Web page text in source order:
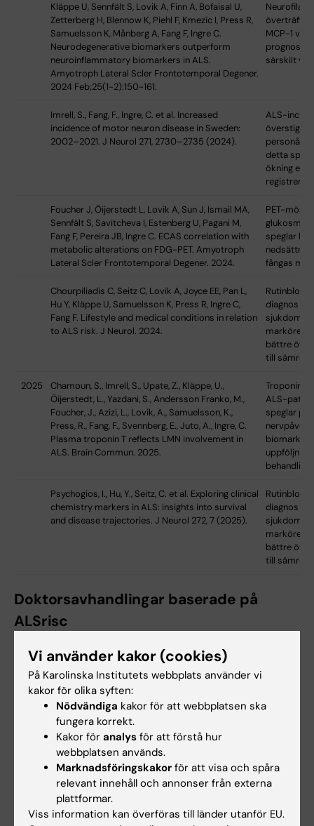
Kläppe U, Sennfält S, Lovik A, Finn A, Bofaisal U,
Zetterberg H, Blennow K, Piehl F, Kmezic I, Press R,
Samuelsson K, Månberg A, Fang F, Ingre C.
Neurodegenerative biomarkers outperform
neuroinflammatory biomarkers in ALS.
Amyotroph Lateral Scler Frontotemporal Degener.
2024 Feb;25(1-2):150-161.
överträffar
MCP-1 vid
prognos;
särskilt vid
Imrell, S., Fang, F., Ingre, C. et al. Increased
incidence of motor neuron disease in Sweden:
2002–2021. J Neurol 271, 2730–2735 (2024).
ALS-
överstiger
personår;
detta
ökning
Foucher J, Öijerstedt L, Lovik A, Sun J, Ismail MA,
Sennfält S, Savitcheva I, Estenberg U, Pagani M,
Fang F, Pereira JB, Ingre C. ECAS correlation with
metabolic alterations on FDG-PET. Amyotroph
Lateral Scler Frontotemporal Degener. 2024.
PET-
speglar
fångas
Chourpiliadis C, Seitz C, Lovik A, Joyce EE, Pan L,
Hu Y, Kläppe U, Samuelsson K, Press R, Ingre C,
Fang F. Lifestyle and medical conditions in relation
to ALS risk. J Neurol. 2024.
diagnos
markörer
bättre
till sämre.
2025
Chamoun, S., Imrell, S., Upate, Z., Kläppe, U.,
Öijerstedt, L., Yazdani, S., Andersson Franko, M.,
Foucher, J., Azizi, L., Lovik, A., Samuelsson, K.,
Press, R., Fang, F., Svennberg, E., Juto, A., Ingre, C.
Plasma troponin T reflects LMN involvement in
ALS. Brain Commun. 2025.
Troponin T
ALS-
speglar
biomarkör
uppföljning
behandling.
Psychogios, I., Hu, Y., Seitz, C. et al. Exploring clinical
chemistry markers in ALS: insights into survival
and disease trajectories. J Neurol 272, 7 (2025).
diagnos
markörer
bättre
till sämre.
Doktorsavhandlingar baserade på
ALSrisc
Vi är också stolta över att ALSrisc har bidragit
till flera doktorandprojekt, och därigenom
hjälpt till att utbilda nästa generation av ALS-
forskare. Nedan hittar du en lista över de
doktorsavhandlingar som har använt data från
ALSrisc-projektet.
Forskare År
Avhandlingens Referens
Vi använder kakor (cookies)
På Karolinska Institutets webbplats använder vi
kakor för olika syften:
Nödvändiga kakor för att webbplatsen ska
fungera korrekt.
Kakor för analys för att förstå hur
webbplatsen används.
Marknadsföringskakor för att visa och spåra
relevant innehåll och annonser från externa
plattformar.
Viss information kan överföras till länder utanför EU.